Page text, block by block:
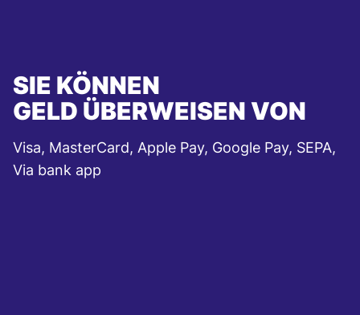
SIE KÖNNEN
GELD ÜBERWEISEN VON
Visa, MasterCard, Apple Pay, Google Pay, SEPA,
Via bank app